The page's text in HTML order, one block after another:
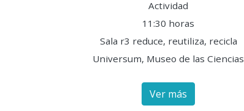
Actividad
11:30 horas
Sala r3 reduce, reutiliza, recicla
Universum, Museo de las Ciencias
Ver más